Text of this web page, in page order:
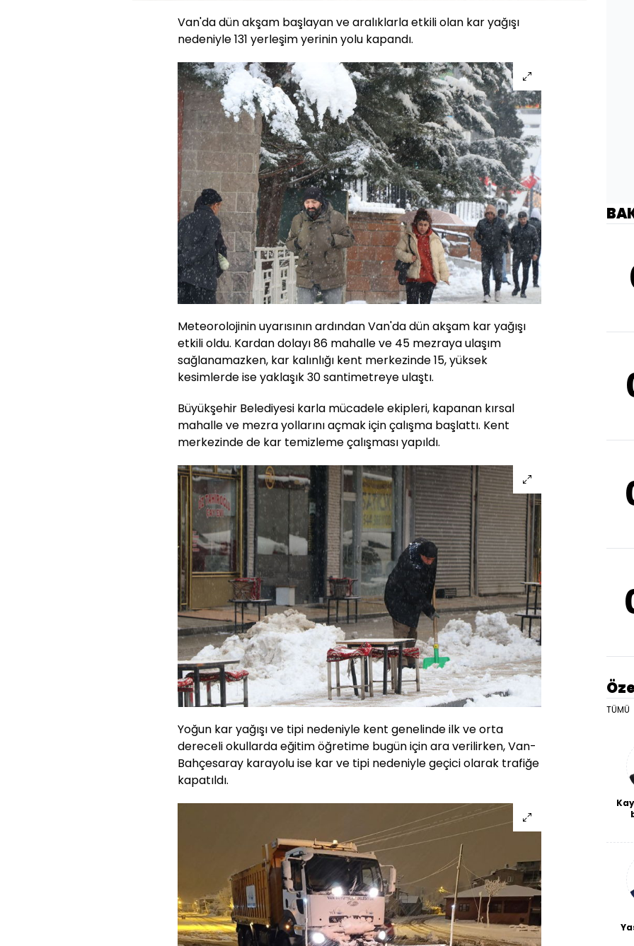
Van'da dün akşam başlayan ve aralıklarla etkili olan kar yağışı
nedeniyle 131 yerleşim yerinin yolu kapandı.
Meteorolojinin uyarısının ardından Van'da dün akşam kar yağışı
etkili oldu. Kardan dolayı 86 mahalle ve 45 mezraya ulaşım
sağlanamazken, kar kalınlığı kent merkezinde 15, yüksek
kesimlerde ise yaklaşık 30 santimetreye ulaştı.
Büyükşehir Belediyesi karla mücadele ekipleri, kapanan kırsal
mahalle ve mezra yollarını açmak için çalışma başlattı. Kent
merkezinde de kar temizleme çalışması yapıldı.
Yoğun kar yağışı ve tipi nedeniyle kent genelinde ilk ve orta
dereceli okullarda eğitim öğretime bugün için ara verilirken, Van-
Bahçesaray karayolu ise kar ve tipi nedeniyle geçici olarak trafiğe
kapatıldı.
TÜMÜ